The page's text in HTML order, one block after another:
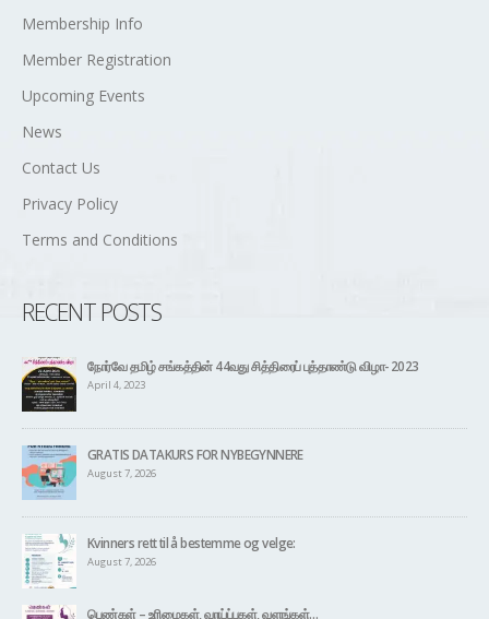
Membership Info
Member Registration
Upcoming Events
News
Contact Us
Privacy Policy
Terms and Conditions
RECENT POSTS
நோர்வே தமிழ் சங்கத்தின் 44வது சித்திரைப் புத்தாண்டு விழா- 2023
April 4, 2023
GRATIS DATAKURS FOR NYBEGYNNERE
August 7, 2026
Kvinners rett til å bestemme og velge:
August 7, 2026
பெண்கள் – உரிமைகள், வாய்ப்புகள், வளங்கள்…